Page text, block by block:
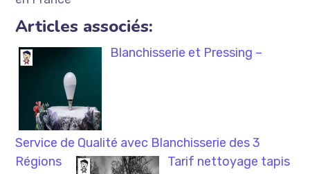
Articles associés:
Blanchisserie et Pressing –
Service de Qualité avec Blanchisserie des 3
Régions
Tarif nettoyage tapis